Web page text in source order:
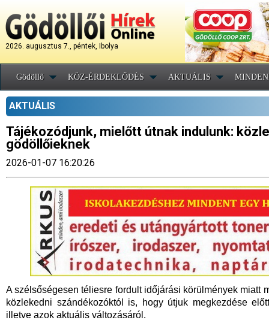
2026. augusztus 7., péntek, Ibolya
Gödöllő KÖZ-ÉRDEKLŐDÉS AKTUÁLIS
AKTUÁLIS
Tájékozódjunk, mielőtt útnak indulunk:
gödöllőieknek
2026-01-07 16:20:26
A szélsőségesen téliesre fordult időjárási körülmények miatt
közlekedni szándékozóktól is, hogy útjuk megkezdése
illetve azok aktuális változásáról.